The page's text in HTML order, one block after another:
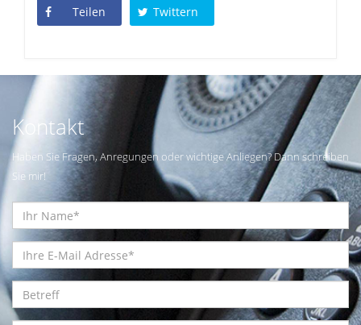
Teilen Twittern
Kontakt
Haben Sie Fragen, Anregungen oder wichtige Anliegen? Dann schreiben
Sie mir!